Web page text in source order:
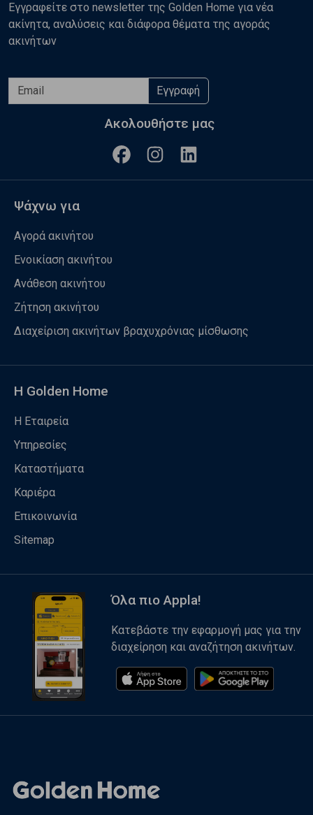
Εγγραφείτε στο newsletter της Golden Home για νέα
ακίνητα, αναλύσεις και διάφορα θέματα της αγοράς
ακινήτων
Εγγραφή
Ακολουθήστε μας
Ψάχνω για
Αγορά ακινήτου
Ενοικίαση ακινήτου
Ανάθεση ακινήτου
Ζήτηση ακινήτου
Διαχείριση ακινήτων βραχυχρόνιας μίσθωσης
Η Golden Home
Η Εταιρεία
Υπηρεσίες
Καταστήματα
Καριέρα
Επικοινωνία
Sitemap
Όλα πιο Appla!
Κατεβάστε την εφαρμογή μας για την
διαχείρηση και αναζήτηση ακινήτων.